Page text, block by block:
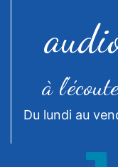
à
Du lundi au